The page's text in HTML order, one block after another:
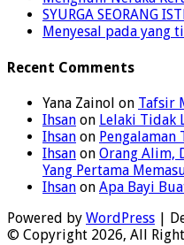
SYURGA SEORANG
Menyesal pada yang
Recent Comments
Yana Zainol on Tafsir
Ihsan on Lelaki Tidak
Ihsan on Pengalaman
Ihsan on Orang Alim,
Yang Pertama
Ihsan on Apa Bayi
Powered by WordPress |
© Copyright 2026, All